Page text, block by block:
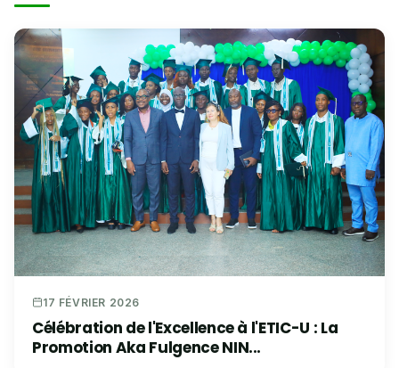
17 FÉVRIER 2026
Célébration de l'Excellence à l'ETIC-U : La
Promotion Aka Fulgence NIN...